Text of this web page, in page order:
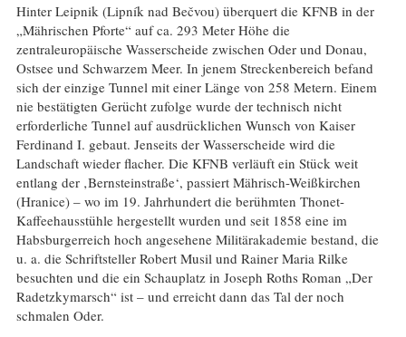
Hinter Leipnik (Lipník nad Bečvou) überquert die KFNB in der
„Mährischen Pforte“ auf ca. 293 Meter Höhe die
zentraleuropäische Wasserscheide zwischen Oder und Donau,
Ostsee und Schwarzem Meer. In jenem Streckenbereich befand
sich der einzige Tunnel mit einer Länge von 258 Metern. Einem
nie bestätigten Gerücht zufolge wurde der technisch nicht
erforderliche Tunnel auf ausdrücklichen Wunsch von Kaiser
Ferdinand I. gebaut. Jenseits der Wasserscheide wird die
Landschaft wieder flacher. Die KFNB verläuft ein Stück weit
entlang der ‚Bernsteinstraße‘, passiert Mährisch-Weißkirchen
(Hranice) – wo im 19. Jahrhundert die berühmten Thonet-
Kaffeehausstühle hergestellt wurden und seit 1858 eine im
Habsburgerreich hoch angesehene Militärakademie bestand, die
u. a. die Schriftsteller Robert Musil und Rainer Maria Rilke
besuchten und die ein Schauplatz in Joseph Roths Roman „Der
Radetzkymarsch“ ist – und erreicht dann das Tal der noch
schmalen Oder.